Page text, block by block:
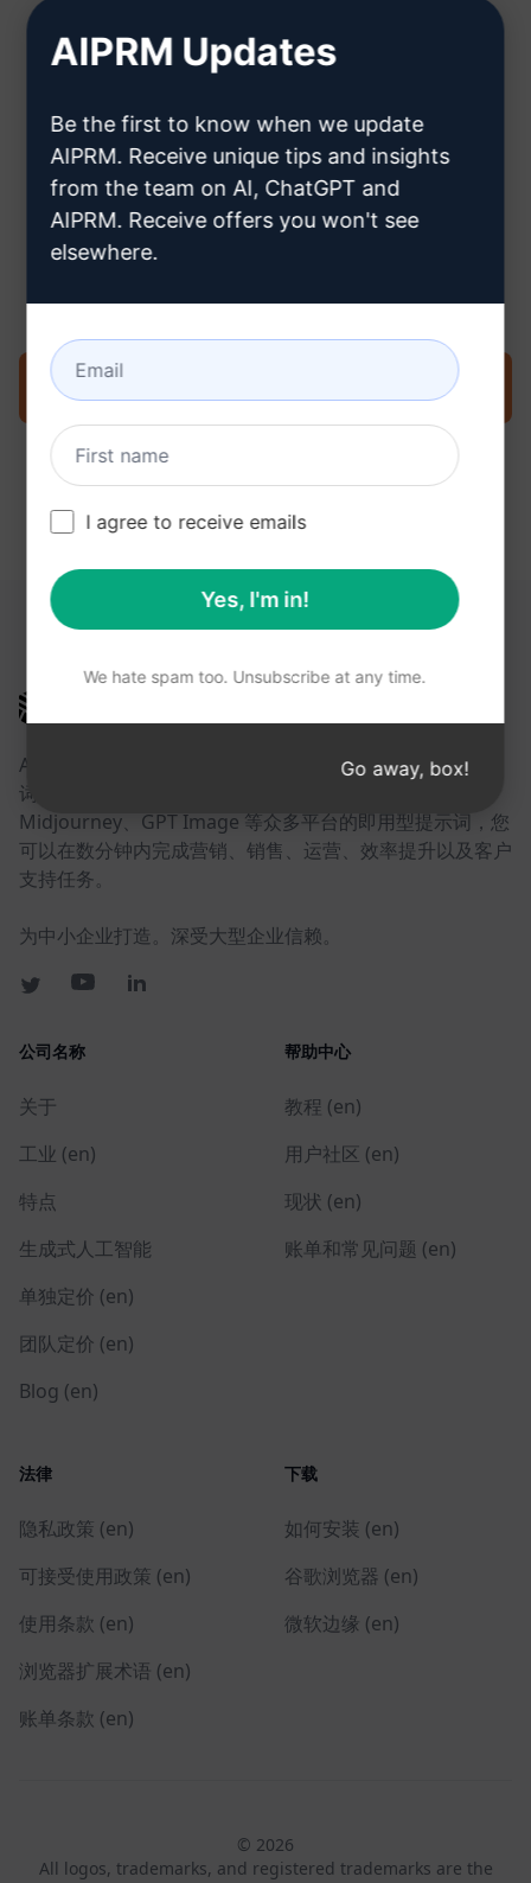
步骤 2：创建 Claude 账户
单击此处了解如何创建克劳德账户
以下链接可能对您有所帮助
AIPRM 是一款提示词管理工具，也是一个社区驱动的提示
词库。借助面向 ChatGPT、Claude、Gemini、
Midjourney、GPT Image 等众多平台的即用型提示词，您
可以在数分钟内完成营销、销售、运营、效率提升以及客户
支持任务。
为中小企业打造。深受大型企业信赖。
公司名称
关于
工业 (en)
特点
生成式人工智能
单独定价 (en)
团队定价 (en)
Blog (en)
帮助中心
教程 (en)
用户社区 (en)
现状 (en)
账单和常见问题 (en)
法律
隐私政策 (en)
可接受使用政策 (en)
使用条款 (en)
浏览器扩展术语 (en)
账单条款 (en)
下载
如何安装 (en)
谷歌浏览器 (en)
微软边缘 (en)
© 2026
All logos, trademarks, and registered trademarks are the
AIPRM Updates
Be the first to know when we update
AIPRM. Receive unique tips and insights
from the team on AI, ChatGPT and
AIPRM. Receive offers you won't see
elsewhere.
I agree to receive emails
Yes, I'm in!
We hate spam too. Unsubscribe at any time.
Go away, box!